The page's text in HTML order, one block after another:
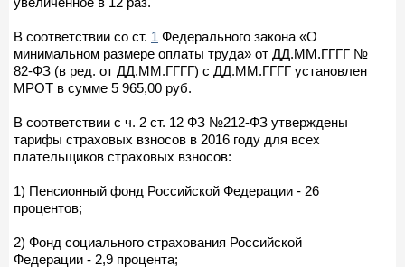
В соответствии со ст. 1 Федерального закона «О
минимальном размере оплаты труда» от ДД.ММ.ГГГГ №
82-ФЗ (в ред. от ДД.ММ.ГГГГ) с ДД.ММ.ГГГГ установлен
МРОТ в сумме 5 965,00 руб.
В соответствии с ч. 2 ст. 12 ФЗ №212-ФЗ утверждены
тарифы страховых взносов в 2016 году для всех
плательщиков страховых взносов:
1) Пенсионный фонд Российской Федерации - 26
процентов;
2) Фонд социального страхования Российской
Федерации - 2,9 процента;